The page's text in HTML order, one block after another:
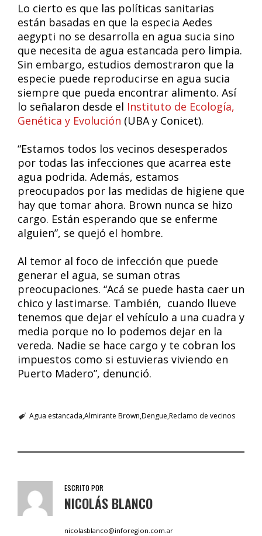
Lo cierto es que las políticas sanitarias
están basadas en que la especia Aedes
aegypti no se desarrolla en agua sucia sino
que necesita de agua estancada pero limpia.
Sin embargo, estudios demostraron que la
especie puede reproducirse en agua sucia
siempre que pueda encontrar alimento. Así
lo señalaron desde el Instituto de Ecología,
Genética y Evolución (UBA y Conicet).
“Estamos todos los vecinos desesperados
por todas las infecciones que acarrea este
agua podrida. Además, estamos
preocupados por las medidas de higiene que
hay que tomar ahora. Brown nunca se hizo
cargo. Están esperando que se enferme
alguien”, se quejó el hombre.
Al temor al foco de infección que puede
generar el agua, se suman otras
preocupaciones. “Acá se puede hasta caer un
chico y lastimarse. También, cuando llueve
tenemos que dejar el vehículo a una cuadra y
media porque no lo podemos dejar en la
vereda. Nadie se hace cargo y te cobran los
impuestos como si estuvieras viviendo en
Puerto Madero”, denunció.
Agua estancada Almirante Brown Dengue Reclamo de vecinos
ESCRITO POR
NICOLÁS BLANCO
nicolasblanco@inforegion.com.ar